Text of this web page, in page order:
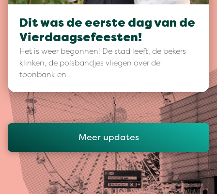
Dit was de eerste dag van de
Vierdaagsefeesten!
Het is weer begonnen! De stad leeft, de bekers
klinken, de polsbandjes vliegen over de
toonbank en …
Meer updates